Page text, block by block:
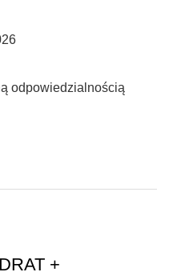
odpowiedzialnością
+